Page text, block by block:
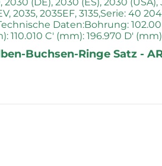
2035, 2035EF, 3135,Serie: 40
Daten:Bohrung:
110.010 C' (mm): 196.970 D'
Buchsen-Ringe Satz -